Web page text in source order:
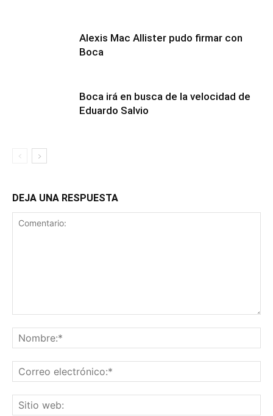
Alexis Mac Allister pudo firmar con
Boca
Boca irá en busca de la velocidad de
Eduardo Salvio
DEJA UNA RESPUESTA